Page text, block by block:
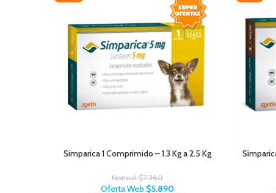
Simparica 1 Comprimido – 1.3 Kg a 2.5 Kg
Normal$7.360
Oferta Web $5.890